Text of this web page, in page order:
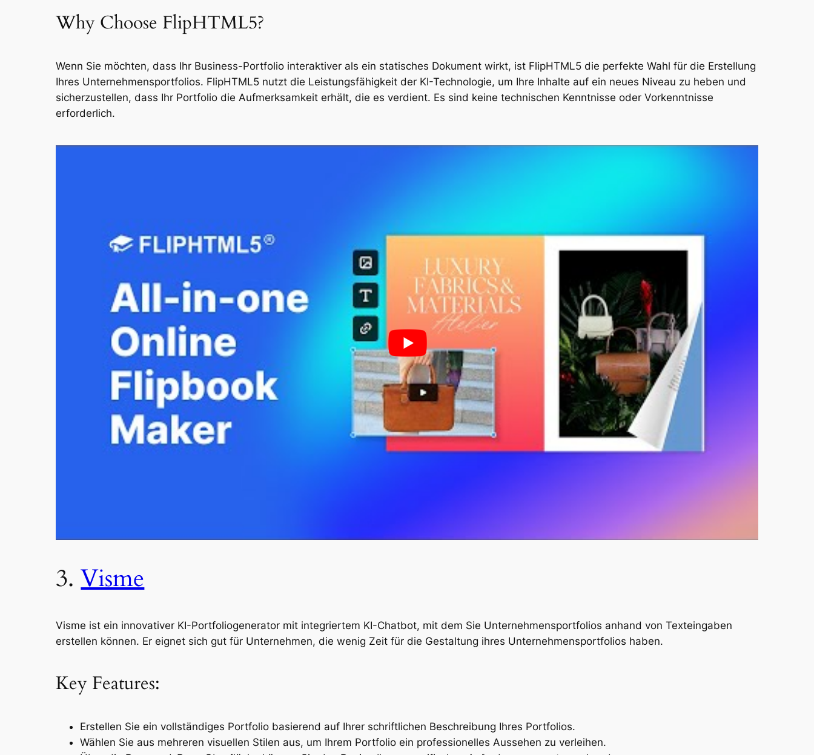
Why Choose FlipHTML5?
Wenn Sie möchten, dass Ihr Business-Portfolio interaktiver als ein statisches Dokument wirkt, ist FlipHTML5 die perfekte Wahl für die Erstellung
Ihres Unternehmensportfolios. FlipHTML5 nutzt die Leistungsfähigkeit der KI-Technologie, um Ihre Inhalte auf ein neues Niveau zu heben und
sicherzustellen, dass Ihr Portfolio die Aufmerksamkeit erhält, die es verdient. Es sind keine technischen Kenntnisse oder Vorkenntnisse
erforderlich.
3.Visme
Visme ist ein innovativer KI-Portfoliogenerator mit integriertem KI-Chatbot, mit dem Sie Unternehmensportfolios anhand von Texteingaben
erstellen können. Er eignet sich gut für Unternehmen, die wenig Zeit für die Gestaltung ihres Unternehmensportfolios haben.
Key Features:
Erstellen Sie ein vollständiges Portfolio basierend auf Ihrer schriftlichen Beschreibung Ihres Portfolios.
Wählen Sie aus mehreren visuellen Stilen aus, um Ihrem Portfolio ein professionelles Aussehen zu verleihen.